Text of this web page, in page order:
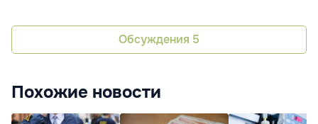
Обсуждения 5
Похожие новости